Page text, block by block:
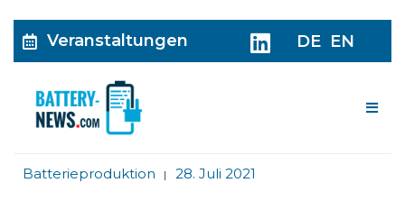
Veranstaltungen DE EN
Batterieproduktion | 28. Juli 2021